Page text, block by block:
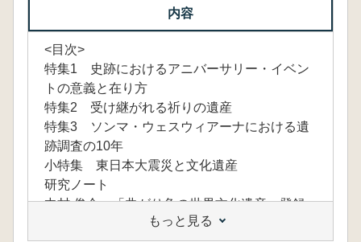
内容
<目次>
特集1 史跡におけるアニバーサリー・イベン
トの意義と在り方
特集2 受け継がれる祈りの遺産
特集3 ソンマ・ウェスウィアーナにおける遺
跡調査の10年
小特集 東日本大震災と文化遺産
研究ノート
中村 俊介 「曲がり角の世界文化遺産 登録
物件の増加にともなう条約理念の変質」
もっと見る